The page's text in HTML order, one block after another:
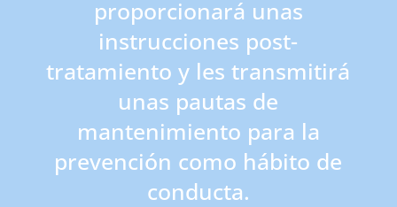
proporcionará unas
instrucciones post-
tratamiento y les transmitirá
unas pautas de
mantenimiento para la
prevención como hábito de
conducta.